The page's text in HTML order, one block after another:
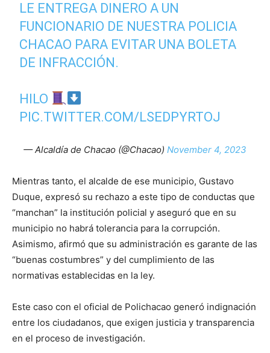
LE ENTREGA DINERO A UN
FUNCIONARIO DE NUESTRA POLICIA
CHACAO PARA EVITAR UNA BOLETA
DE INFRACCIÓN.
HILO
PIC.TWITTER.COM/LSEDPYRTOJ
— Alcaldía de Chacao (@Chacao) November 4, 2023
Mientras tanto, el alcalde de ese municipio, Gustavo
Duque, expresó su rechazo a este tipo de conductas que
“manchan” la institución policial y aseguró que en su
municipio no habrá tolerancia para la corrupción.
Asimismo, afirmó que su administración es garante de las
“buenas costumbres” y del cumplimiento de las
normativas establecidas en la ley.
Este caso con el oficial de Polichacao generó indignación
entre los ciudadanos, que exigen justicia y transparencia
en el proceso de investigación.